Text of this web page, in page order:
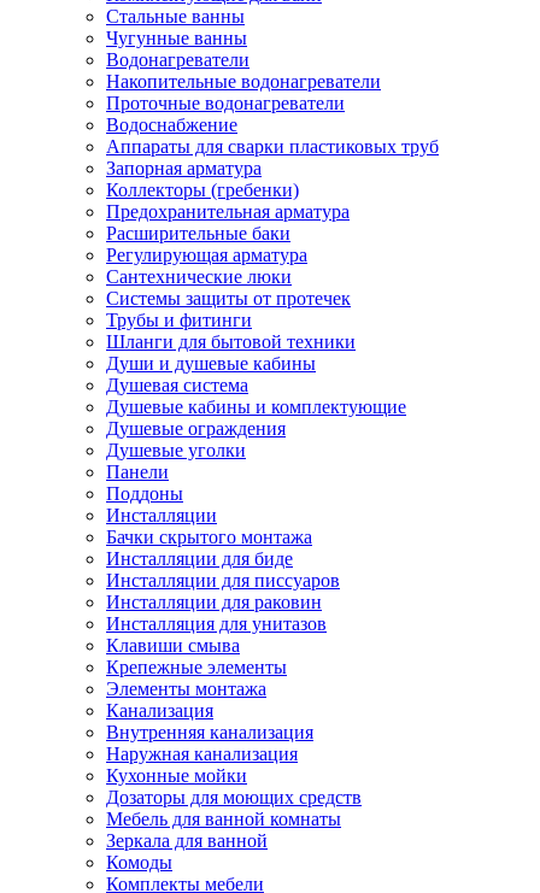
Стальные ванны
Чугунные ванны
Водонагреватели
Накопительные водонагреватели
Проточные водонагреватели
Водоснабжение
Аппараты для сварки пластиковых труб
Запорная арматура
Коллекторы (гребенки)
Предохранительная арматура
Расширительные баки
Регулирующая арматура
Сантехнические люки
Системы защиты от протечек
Трубы и фитинги
Шланги для бытовой техники
Души и душевые кабины
Душевая система
Душевые кабины и комплектующие
Душевые ограждения
Душевые уголки
Панели
Поддоны
Инсталляции
Бачки скрытого монтажа
Инсталляции для биде
Инсталляции для писсуаров
Инсталляции для раковин
Инсталляция для унитазов
Клавиши смыва
Крепежные элементы
Элементы монтажа
Канализация
Внутренняя канализация
Наружная канализация
Кухонные мойки
Дозаторы для моющих средств
Мебель для ванной комнаты
Зеркала для ванной
Комоды
Комплекты мебели